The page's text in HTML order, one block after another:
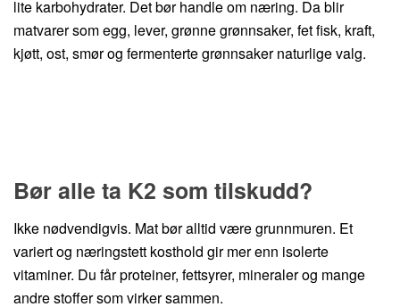
lite karbohydrater. Det bør handle om næring. Da blir
matvarer som egg, lever, grønne grønnsaker, fet fisk, kraft,
kjøtt, ost, smør og fermenterte grønnsaker naturlige valg.
Bør alle ta K2 som tilskudd?
Ikke nødvendigvis. Mat bør alltid være grunnmuren. Et
variert og næringstett kosthold gir mer enn isolerte
vitaminer. Du får proteiner, fettsyrer, mineraler og mange
andre stoffer som virker sammen.